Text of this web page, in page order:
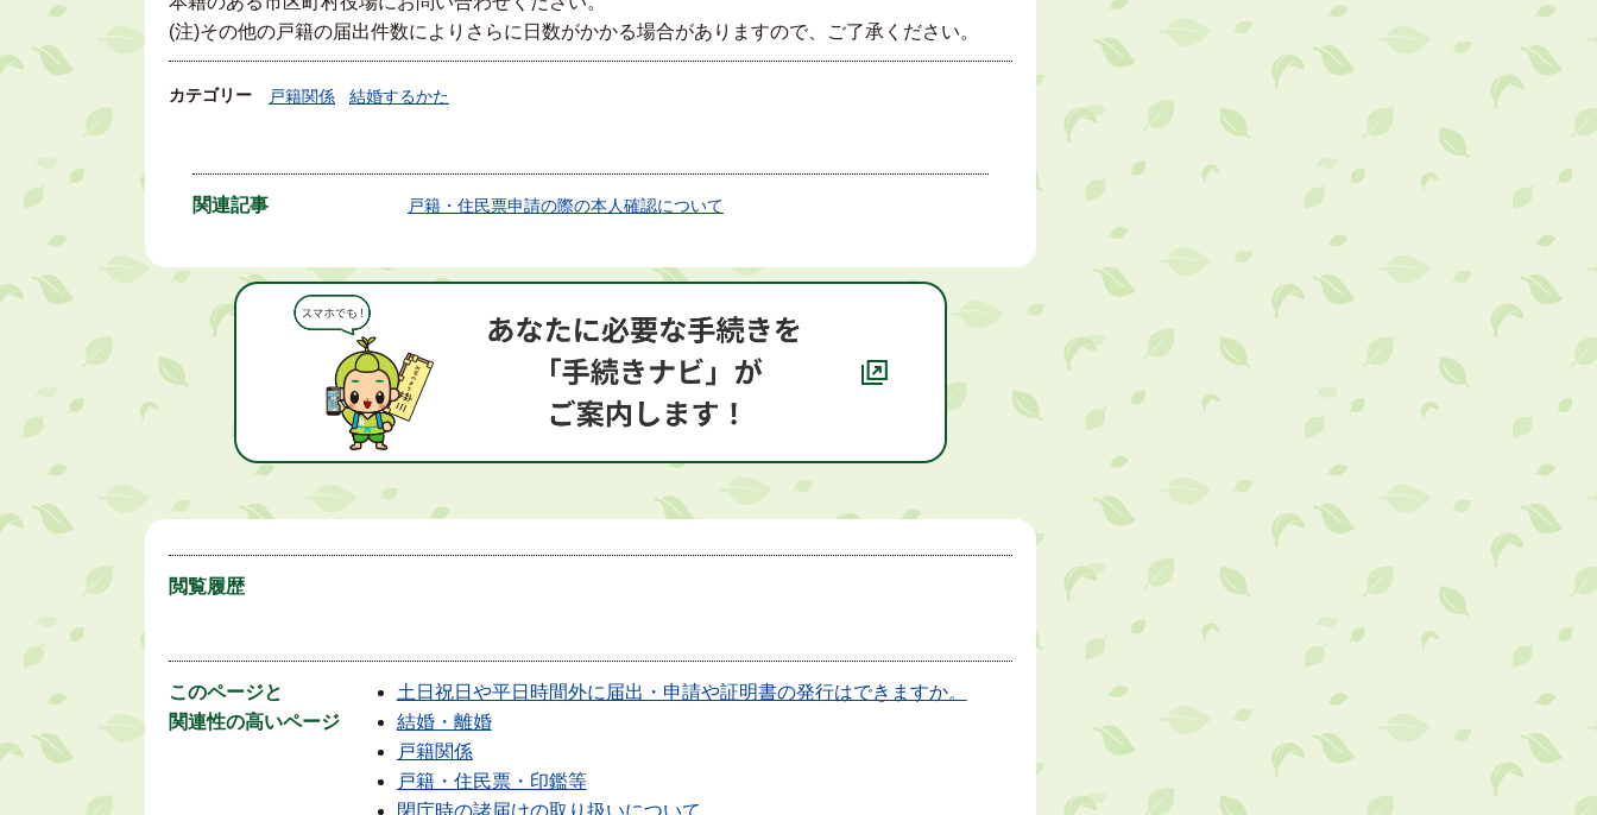
(注)その他の戸籍の届出件数によりさらに日数がかかる場合がありますので、ご了承ください。
カテゴリー 戸籍関係 結婚するかた
関連記事 戸籍・住民票申請の際の本人確認について
閲覧履歴
このページと
関連性の高いページ
土日祝日や平日時間外に届出・申請や証明書の発行はできますか。
結婚・離婚
戸籍関係
戸籍・住民票・印鑑等
閉庁時の諸届けの取り扱いについて
「水道カルテ」の公表について
2026年8月3日
企業版ふるさと納税（地方創生応援
税制）のお願い